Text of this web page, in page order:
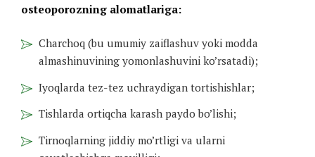
osteoporozning alomatlariga:
Charchoq (bu umumiy zaiflashuv yoki modda
almashinuvining yomonlashuvini ko’rsatadi);
Iyoqlarda tez-tez uchraydigan tortishishlar;
Tishlarda ortiqcha karash paydo bo’lishi;
Tirnoqlarning jiddiy mo’rtligi va ularni